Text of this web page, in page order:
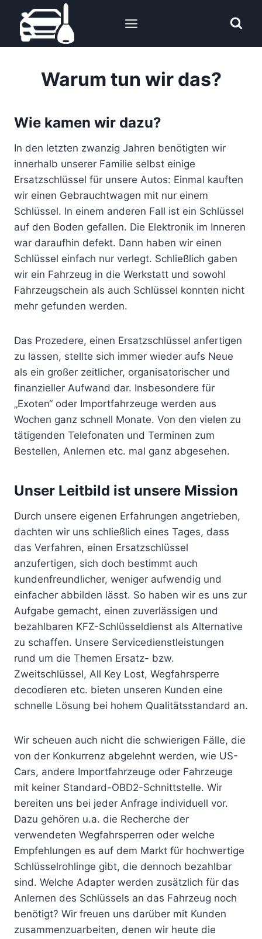
Inhalt
springen
Warum tun wir das?
Wie kamen wir dazu?
In den letzten zwanzig Jahren benötigten wir
innerhalb unserer Familie selbst einige
Ersatzschlüssel für unsere Autos: Einmal kauften
wir einen Gebrauchtwagen mit nur einem
Schlüssel. In einem anderen Fall ist ein Schlüssel
auf den Boden gefallen. Die Elektronik im Inneren
war daraufhin defekt. Dann haben wir einen
Schlüssel einfach nur verlegt. Schließlich gaben
wir ein Fahrzeug in die Werkstatt und sowohl
Fahrzeugschein als auch Schlüssel konnten nicht
mehr gefunden werden.
Das Prozedere, einen Ersatzschlüssel anfertigen
zu lassen, stellte sich immer wieder aufs Neue
als ein großer zeitlicher, organisatorischer und
finanzieller Aufwand dar. Insbesondere für
„Exoten“ oder Importfahrzeuge werden aus
Wochen ganz schnell Monate. Von den vielen zu
tätigenden Telefonaten und Terminen zum
Bestellen, Anlernen etc. mal ganz abgesehen.
Unser Leitbild ist unsere Mission
Durch unsere eigenen Erfahrungen angetrieben,
dachten wir uns schließlich eines Tages, dass
das Verfahren, einen Ersatzschlüssel
anzufertigen, sich doch bestimmt auch
kundenfreundlicher, weniger aufwendig und
einfacher abbilden lässt. So haben wir es uns zur
Aufgabe gemacht, einen zuverlässigen und
bezahlbaren KFZ-Schlüsseldienst als Alternative
zu schaffen. Unsere Servicedienstleistungen
rund um die Themen Ersatz- bzw.
Zweitschlüssel, All Key Lost, Wegfahrsperre
decodieren etc. bieten unseren Kunden eine
schnelle Lösung bei hohem Qualitätsstandard an.
Wir scheuen auch nicht die schwierigen Fälle, die
von der Konkurrenz abgelehnt werden, wie US-
Cars, andere Importfahrzeuge oder Fahrzeuge
mit keiner Standard-OBD2-Schnittstelle. Wir
bereiten uns bei jeder Anfrage individuell vor.
Dazu gehören u.a. die Recherche der
verwendeten Wegfahrsperren oder welche
Empfehlungen es auf dem Markt für hochwertige
Schlüsselrohlinge gibt, die dennoch bezahlbar
sind. Welche Adapter werden zusätzlich für das
Anlernen des Schlüssels an das Fahrzeug noch
benötigt? Wir freuen uns darüber mit Kunden
zusammenzuarbeiten, denen wir heute die